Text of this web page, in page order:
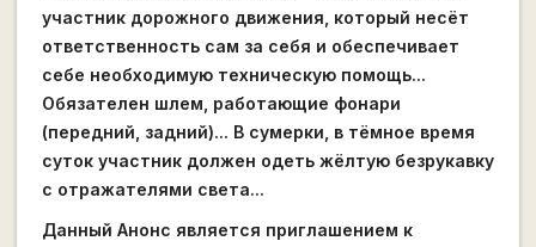
участник дорожного движения, который несёт
ответственность сам за себя и обеспечивает
себе необходимую техническую помощь...
Обязателен шлем, работающие фонари
(передний, задний)... В сумерки, в тёмное время
суток участник должен одеть жёлтую безрукавку
с отражателями света...
Данный Анонс является приглашением к